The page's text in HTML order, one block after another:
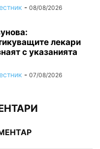
- 08/08/2026
лекари
с указанията
- 07/08/2026